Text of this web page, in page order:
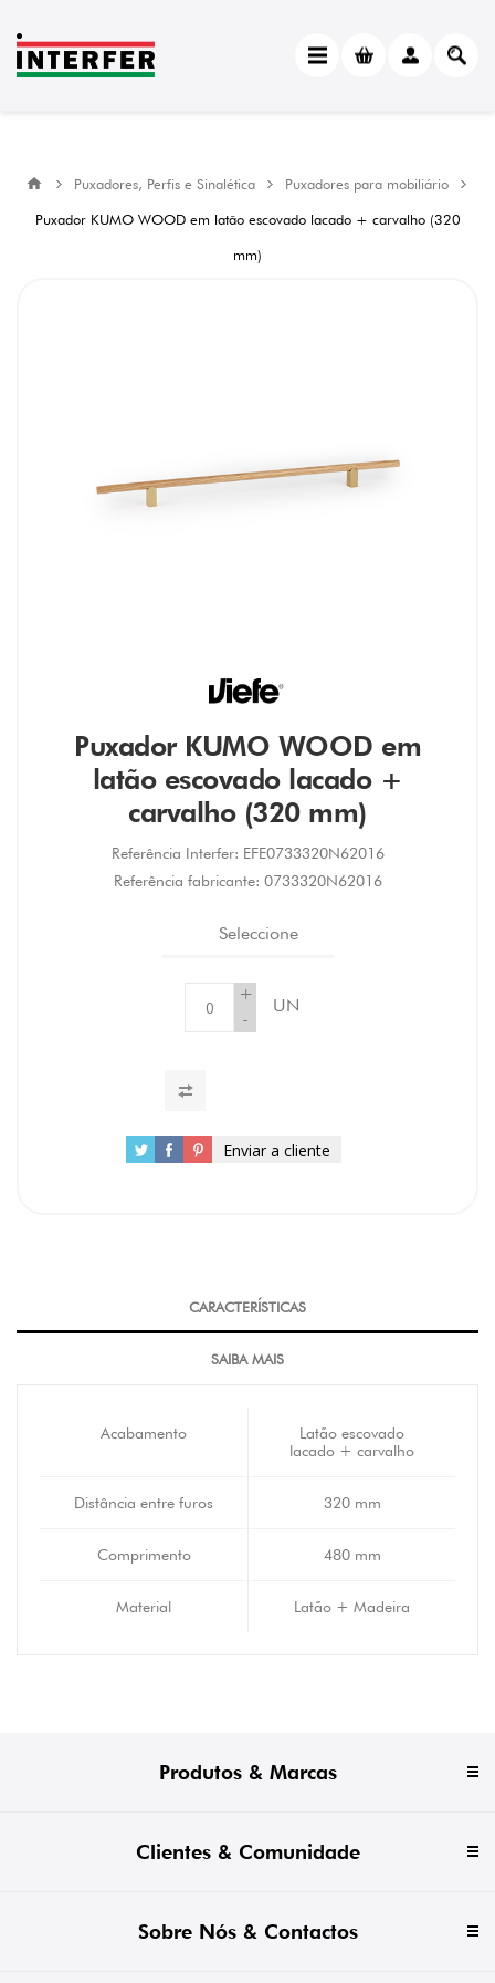
Puxadores, Perfis e Sinalética
Puxadores para mobiliário
Puxador KUMO WOOD em latão escovado lacado + carvalho (320
mm)
Puxador KUMO WOOD em
latão escovado lacado +
carvalho (320 mm)
Referência Interfer: EFE0733320N62016
Referência fabricante: 0733320N62016
Seleccione
+
-
UN
Enviar a cliente
CARACTERÍSTICAS
SAIBA MAIS
Acabamento
Latão escovado
lacado + carvalho
Distância entre furos 320 mm
Comprimento 480 mm
Material Latão + Madeira
Produtos & Marcas
Clientes & Comunidade
Sobre Nós & Contactos